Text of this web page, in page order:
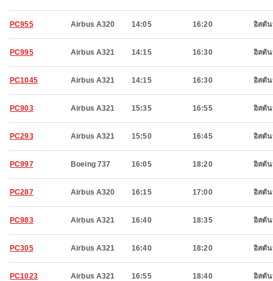
PC955 Airbus A320 14:05 16:20 อิสตั
PC995 Airbus A321 14:15 16:30 อิสตั
PC1045 Airbus A321 14:15 16:30 อิสตั
PC903 Airbus A321 15:35 16:55 อิสตั
PC293 Airbus A321 15:50 16:45 อิสตั
PC997 Boeing 737 16:05 18:20 อิสตั
PC287 Airbus A320 16:15 17:00 อิสตั
PC983 Airbus A321 16:40 18:35 อิสตั
PC305 Airbus A321 16:40 18:20 อิสตั
PC1023 Airbus A321 16:55 18:40 อิสตั